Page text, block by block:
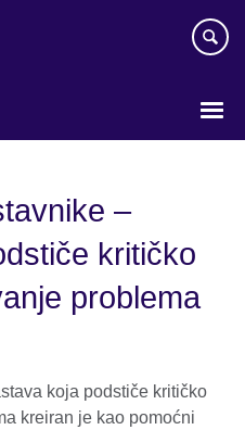
–
kritičko
problema
koja podstiče kritičko
kreiran je kao pomoćni